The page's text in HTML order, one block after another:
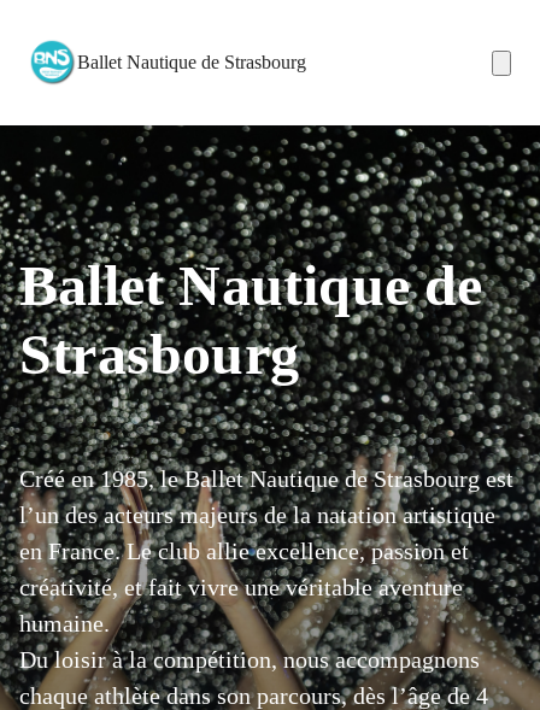
Ballet Nautique de Strasbourg
Ballet Nautique de
Strasbourg
Créé en 1985, le Ballet Nautique de Strasbourg est
l’un des acteurs majeurs de la natation artistique
en France. Le club allie excellence, passion et
créativité, et fait vivre une véritable aventure
humaine.
Du loisir à la compétition, nous accompagnons
chaque athlète dans son parcours, dès l’âge de 4